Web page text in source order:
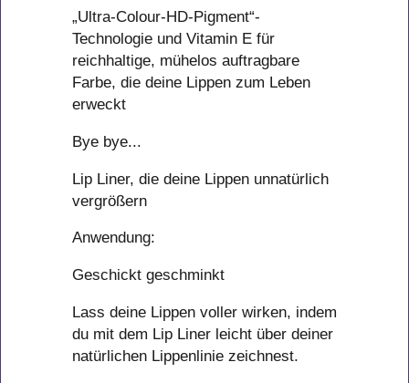
„Ultra-Colour-HD-Pigment“-
Technologie und Vitamin E für
reichhaltige, mühelos auftragbare
Farbe, die deine Lippen zum Leben
erweckt
Bye bye...
Lip Liner, die deine Lippen unnatürlich
vergrößern
Anwendung:
Geschickt geschminkt
Lass deine Lippen voller wirken, indem
du mit dem Lip Liner leicht über deiner
natürlichen Lippenlinie zeichnest.